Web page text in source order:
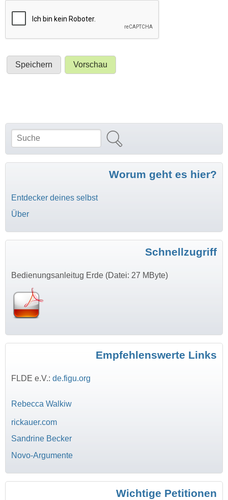
Suchformular
Suche
Worum geht es hier?
Entdecker deines selbst
Über
Schnellzugriff
Bedienungsanleitug Erde (Datei: 27 MByte)
Empfehlenswerte Links
FLDE e.V.: de.figu.org
Rebecca Walkiw
rickauer.com
Sandrine Becker
Novo-Argumente
Wichtige Petitionen